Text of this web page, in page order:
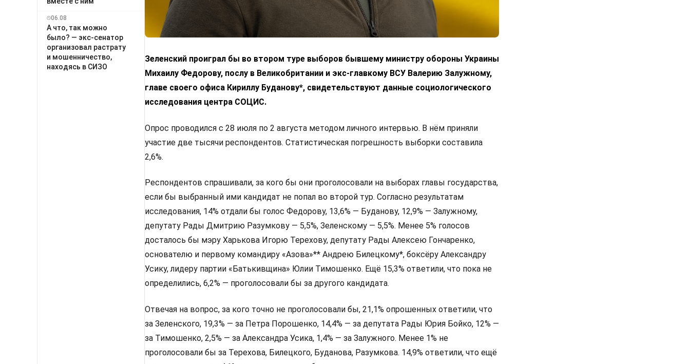
06.08
А что, так можно
было? — экс-сенатор
организовал растрату
и мошенничество,
находясь в СИЗО
Зеленский проиграл бы во втором туре выборов бывшему министру обороны Украины
Михаилу Федорову, послу в Великобритании и экс-главкому ВСУ Валерию Залужному,
главе своего офиса Кириллу Буданову*, свидетельствуют данные социологического
исследования центра СОЦИС.
Опрос проводился с 28 июля по 2 августа методом личного интервью. В нём приняли
участие две тысячи респондентов. Статистическая погрешность выборки составила
2,6%.
Респондентов спрашивали, за кого бы они проголосовали на выборах главы государства,
если бы выбранный ими кандидат не попал во второй тур. Согласно результатам
исследования, 14% отдали бы голос Федорову, 13,6% — Буданову, 12,9% — Залужному,
депутату Рады Дмитрию Разумкову — 5,5%, Зеленскому — 5,5%. Менее 5% голосов
досталось бы мэру Харькова Игорю Терехову, депутату Рады Алексею Гончаренко,
основателю и первому командиру «Азова»** Андрею Билецкому*, боксёру Александру
Усику, лидеру партии «Батькивщина» Юлии Тимошенко. Ещё 15,3% ответили, что пока не
определились, 6,2% — проголосовали бы за другого кандидата.
Отвечая на вопрос, за кого точно не проголосовали бы, 21,1% опрошенных ответили, что
за Зеленского, 19,3% — за Петра Порошенко, 14,4% — за депутата Рады Юрия Бойко, 12% —
за Тимошенко, 2,5% — за Александра Усика, 1,4% — за Залужного. Менее 1% не
проголосовали бы за Терехова, Билецкого, Буданова, Разумкова. 14,9% ответили, что ещё